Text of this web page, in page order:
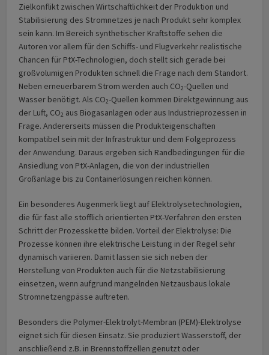
Zielkonflikt zwischen Wirtschaftlichkeit der Produktion und
Stabilisierung des Stromnetzes je nach Produkt sehr komplex
sein kann. Im Bereich synthetischer Kraftstoffe sehen die
Autoren vor allem für den Schiffs- und Flugverkehr realistische
Chancen für PtX-Technologien, doch stellt sich gerade bei
großvolumigen Produkten schnell die Frage nach dem Standort.
Neben erneuerbarem Strom werden auch CO2-Quellen und
Wasser benötigt. Als CO2-Quellen kommen Direktgewinnung aus
der Luft, CO2 aus Biogasanlagen oder aus Industrieprozessen in
Frage. Andererseits müssen die Produkteigenschaften
kompatibel sein mit der Infrastruktur und dem Folgeprozess
der Anwendung. Daraus ergeben sich Randbedingungen für die
Ansiedlung von PtX-Anlagen, die von der industriellen
Großanlage bis zu Containerlösungen reichen können.
Ein besonderes Augenmerk liegt auf Elektrolysetechnologien,
die für fast alle stofflich orientierten PtX-Verfahren den ersten
Schritt der Prozesskette bilden. Vorteil der Elektrolyse: Die
Prozesse können ihre elektrische Leistung in der Regel sehr
dynamisch variieren. Damit lassen sie sich neben der
Herstellung von Produkten auch für die Netzstabilisierung
einsetzen, wenn aufgrund mangelnden Netzausbaus lokale
Stromnetzengpässe auftreten.
Besonders die Polymer-Elektrolyt-Membran (PEM)-Elektrolyse
eignet sich für diesen Einsatz. Sie produziert Wasserstoff, der
anschließend z.B. in Brennstoffzellen genutzt oder